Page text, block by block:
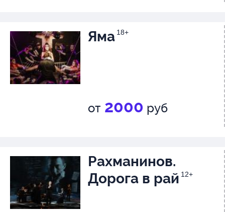
Яма 18+
от 2000 руб
Рахманинов.
Дорога в рай 12+